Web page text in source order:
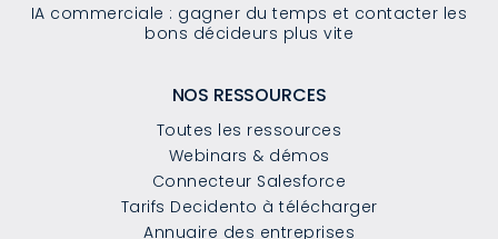
IA commerciale : gagner du temps et contacter les
bons décideurs plus vite
NOS RESSOURCES
Toutes les ressources
Webinars & démos
Connecteur Salesforce
Tarifs Decidento à télécharger
Annuaire des entreprises